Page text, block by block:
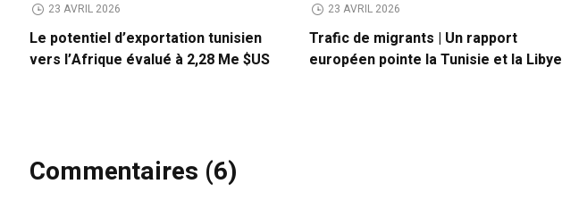
23 AVRIL 2026
Le potentiel d’exportation tunisien
vers l’Afrique évalué à 2,28 Me $US
23 AVRIL 2026
Trafic de migrants | Un rapport
européen pointe la Tunisie et la Libye
Commentaires (6)